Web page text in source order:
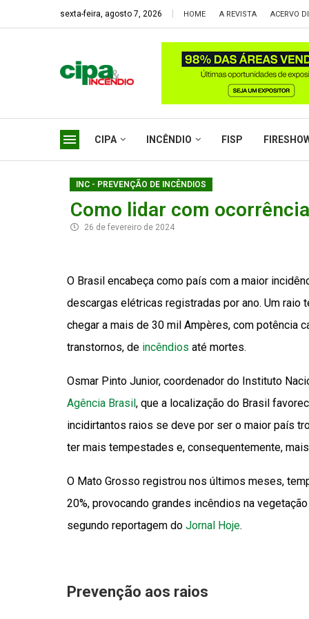
sexta-feira, agosto 7, 2026 HOME A REVISTA ACERVO
CIPA INCÊNDIO FISP
INC - PREVENÇÃO DE INCÊNDIOS
Como lidar com
26 de fevereiro de 2024
O Brasil encabeça como país com a maior
descargas elétricas registradas por ano. Um
chegar a mais de 30 mil Ampères, com potência
transtornos, de incêndios até mortes.
Osmar Pinto Junior, coordenador do Instituto
Agência Brasil, que a localização do Brasil
incidirtantos raios se deve por ser o maior país
ter mais tempestades e, consequentemente,
O Mato Grosso registrou nos últimos meses,
20%, provocando grandes incêndios na
segundo reportagem do Jornal Hoje.
Prevenção aos raios